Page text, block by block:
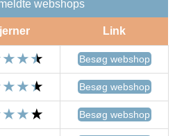
webshops
Link
Besøg webshop
Besøg webshop
Besøg webshop